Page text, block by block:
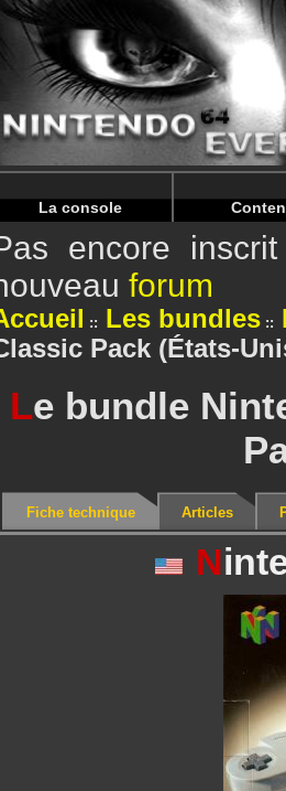
Warning: Undefined array key
Warning: Undefined array key
La console
encore
forum
Les bundles
Pack (États-
Le bundle
Fiche technique Articles
N